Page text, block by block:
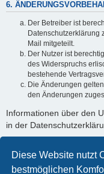
Diese Website nutzt
bestmöglichen
6.
Der Betreiber ist
Datenschutzerklärung
Mail mitgeteilt.
Der Nutzer ist
des Widerspruchs
bestehende
Die Änderungen
den Änderungen
Informationen über den
in der